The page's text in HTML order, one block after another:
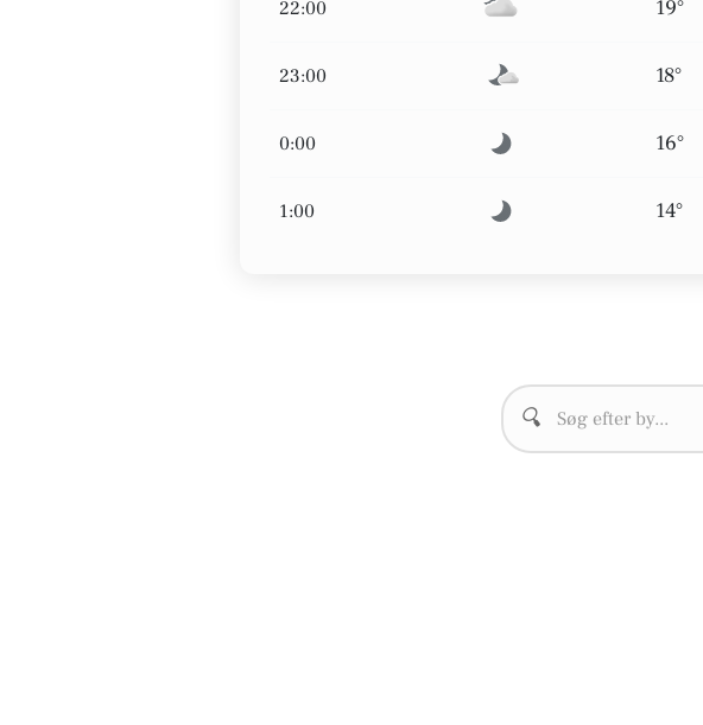
22:00 19°
23:00 18°
0:00 16°
1:00 14°
🔍